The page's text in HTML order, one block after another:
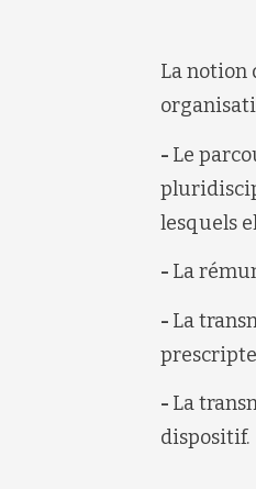
La notion
- Le
lesquels
- La
- La
- La
dispositif.